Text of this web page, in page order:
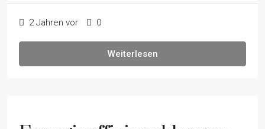
2 Jahren vor 0
Weiterlesen